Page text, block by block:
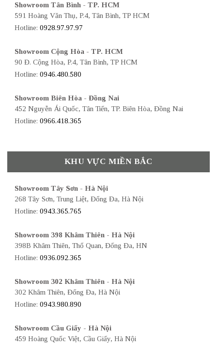
Showroom Tân Bình - TP. HCM
591 Hoàng Văn Thụ, P.4, Tân Bình, TP HCM
Hotline: 0928.97.97.97
Showroom Cộng Hòa - TP. HCM
90 Đ. Cộng Hòa, P.4, Tân Bình, TP HCM
Hotline: 0946.480.580
Showroom Biên Hòa - Đồng Nai
452 Nguyễn Ái Quốc, Tân Tiến, TP. Biên Hòa, Đồng Nai
Hotline: 0966.418.365
KHU VỰC MIỀN BẮC
Showroom Tây Sơn - Hà Nội
268 Tây Sơn, Trung Liệt, Đống Đa, Hà Nội
Hotline: 0943.365.765
Showroom 398 Khâm Thiên - Hà Nội
398B Khâm Thiên, Thổ Quan, Đống Đa, HN
Hotline: 0936.092.365
Showroom 302 Khâm Thiên - Hà Nội
302 Khâm Thiên, Đống Đa, Hà Nội
Hotline: 0943.980.890
Showroom Cầu Giấy - Hà Nội
459 Hoàng Quốc Việt, Cầu Giấy, Hà Nội